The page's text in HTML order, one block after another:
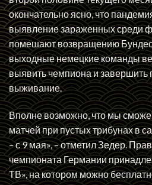
окончательно ясно, что
выявление зараженных среди
помешают возвращению
выходные немецкие команды
выявить чемпиона и завершить
выживание.
Вполне возможно, что мы
матчей при пустых трибунах в
– с 9 мая», – отметил Зедер.
чемпионата Германии
ТВ», на котором можно